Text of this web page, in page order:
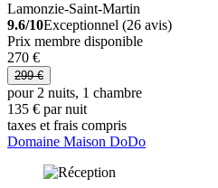
Lamonzie-Saint-Martin
9.6/10Exceptionnel (26 avis)
Prix membre disponible
270 €
299 €
pour 2 nuits, 1 chambre
135 € par nuit
taxes et frais compris
Domaine Maison DoDo